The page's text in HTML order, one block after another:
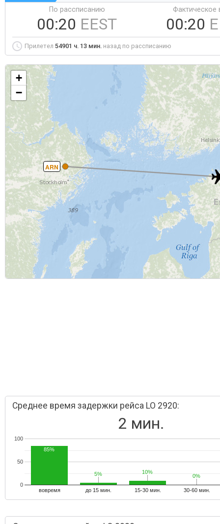
По рассписанию
00:20 EEST
Фактическое
00:20
Прилетел 54901 ч. 13 мин. назад по рассписанию
ARN
+
−
Среднее время задержки рейса LO 2920:
2 мин.
вовремя до 15 мин. 15-30 мин. 30-60 мин.
0
50
100
85%
5%
5% 10%
10%
0%
0%